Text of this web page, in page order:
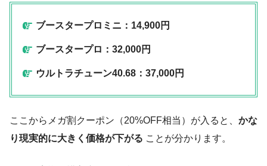
ブースタープロミニ：14,900円
ブースタープロ：32,000円
ウルトラチューン40.68：37,000円
ここからメガ割クーポン（20%OFF相当）が入ると、 かな
り現実的に大きく価格が下がる ことが分かります。